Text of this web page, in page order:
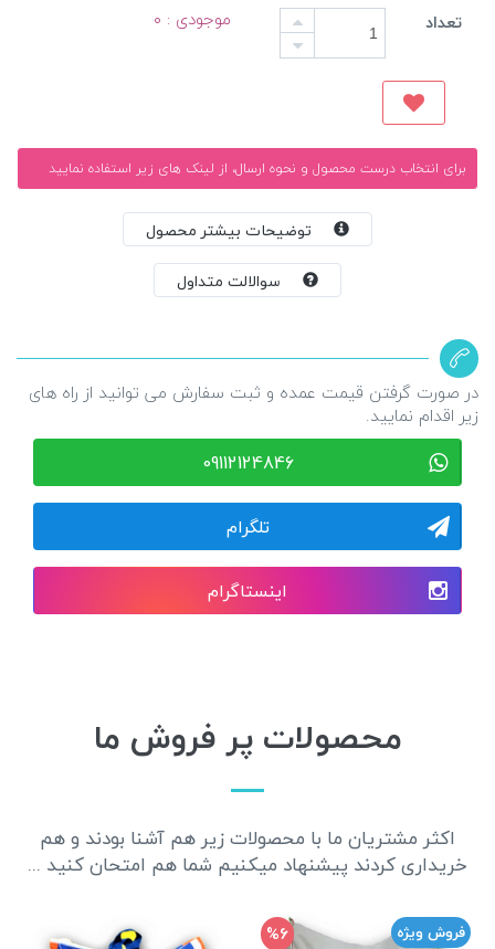
تعداد
موجودی : ۰
برای انتخاب درست محصول و نحوه ارسال، از لینک های زیر استفاده نمایید
توضیحات بیشتر محصول
سوالالت متداول
در صورت گرفتن قیمت عمده و ثبت سفارش می توانید از راه های
زیر اقدام نمایید.
09112124846
تلگرام
اینستاگرام
محصولات پر فروش ما
اکثر مشتریان ما با محصولات زیر هم آشنا بودند و هم
خریداری کردند پیشنهاد میکنیم شما هم امتحان کنید ...
فروش ویژه %6